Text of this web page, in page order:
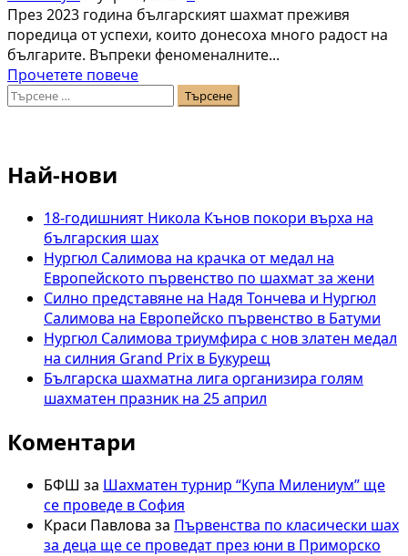
През 2023 година българският шахмат преживя
поредица от успехи, които донесоха много радост на
българите. Въпреки феноменалните...
Прочетете повечеRead
който
озарява
българския
шахмат
Търсене
Най-нови
18-годишният Никола Кънов покори върха на
българския шах
Нургюл Салимова на крачка от медал на
Европейското първенство по шахмат за жени
Силно представяне на Надя Тончева и Нургюл
Салимова на Европейско първенство в Батуми
Нургюл Салимова триумфира с нов златен медал
на силния Grand Prix в Букурещ
Българска шахматна лига организира голям
шахматен празник на 25 април
Коментари
БФШ за Шахматен турнир “Купа Милениум” ще
се проведе в София
Краси Павлова за Първенства по класически шах
за деца ще се проведат през юни в Приморско